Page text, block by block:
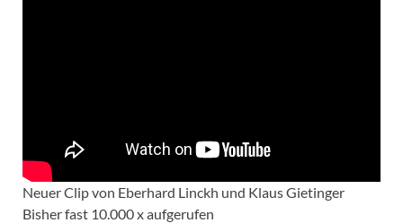
Neuer Clip von Eberhard Linckh und Klaus Gietinger
Bisher fast 10.000 x aufgerufen